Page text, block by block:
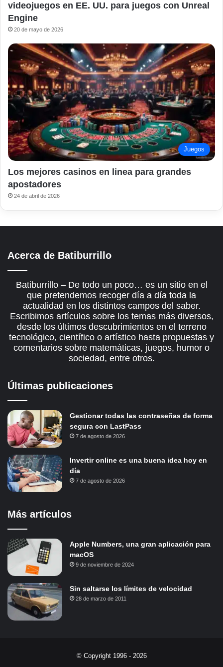
videojuegos en EE. UU. para juegos con Unreal
Engine
20 de mayo de 2026
Juegos
Los mejores casinos en linea para grandes
apostadores
24 de abril de 2026
Acerca de Batiburrillo
Batiburrillo – De todo un poco… es un sitio en el
que pretendemos recoger día a día toda la
actualidad en los distintos campos del saber.
Escribimos artículos sobre los temas más diversos,
desde los últimos descubrimientos en el terreno
tecnológico, científico o artístico hasta propuestas y
comentarios sobre matemáticas, juegos, humor o
sociedad, entre otros.
Últimas publicaciones
Gestionar todas las contraseñas de forma
segura con LastPass
7 de agosto de 2026
Invertir online es una buena idea hoy en
día
7 de agosto de 2026
Más artículos
Apple Numbers, una gran aplicación para
macOS
9 de noviembre de 2024
Sin saltarse los límites de velocidad
28 de marzo de 2011
© Copyright 1996 - 2026